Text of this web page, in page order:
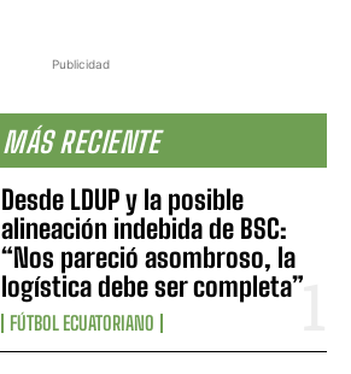
Publicidad
MÁS RECIENTE
Desde LDUP y la posible
alineación indebida de BSC:
“Nos pareció asombroso, la
logística debe ser completa”
FÚTBOL ECUATORIANO